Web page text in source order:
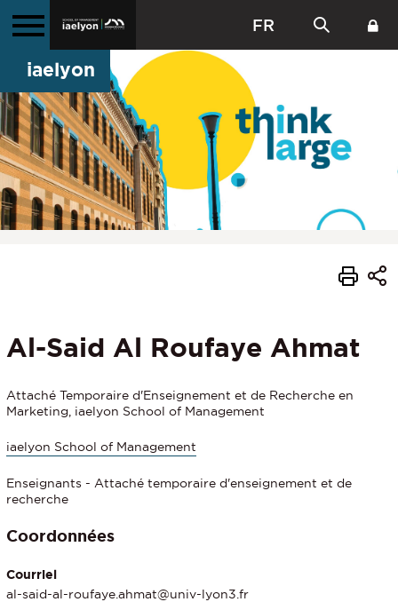
FR
iaelyon
Al-Said Al Roufaye Ahmat
Attaché Temporaire d'Enseignement et de Recherche en
Marketing, iaelyon School of Management
iaelyon School of Management
Enseignants - Attaché temporaire d'enseignement et de
recherche
Coordonnées
Courriel
al-said-al-roufaye.ahmat@univ-lyon3.fr